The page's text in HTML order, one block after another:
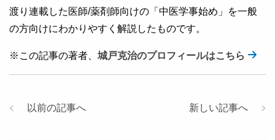
渡り連載した医師/薬剤師向けの「中医学事始め」を一般
の方向けにわかりやすく解説したものです。
※この記事の著者、 城戸克治のプロフィールはこちら
新しい記事へ
以前の記事へ